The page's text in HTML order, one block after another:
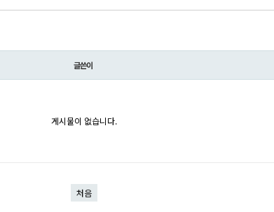
글쓴이
게시물이 없습니다.
처음